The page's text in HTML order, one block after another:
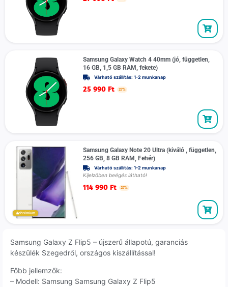
Samsung Galaxy Watch 4 40mm (jó, független,
16 GB, 1,5 GB RAM, fekete)
Várható szállítás: 1-2 munkanap
25 990 Ft 27%
Prémium
Samsung Galaxy Note 20 Ultra (kiváló , független,
256 GB, 8 GB RAM, Fehér)
Várható szállítás: 1-2 munkanap
Kijelzőben beégés látható!
114 990 Ft 27%
Samsung Galaxy Z Flip5 – újszerű állapotú, garanciás
készülék Szegedről, országos kiszállítással!
Főbb jellemzők:
– Modell: Samsung Samsung Galaxy Z Flip5